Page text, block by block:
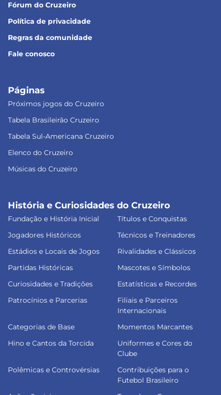
Fórum do Cruzeiro
Política de privacidade
Regras da comunidade
Fale conosco
Páginas
Próximos jogos do Cruzeiro
Tabela Brasileirão Cruzeiro
Tabela Sul-Americana Cruzeiro
Elenco do Cruzeiro
Músicas do Cruzeiro
História e Curiosidades do Cruzeiro
Fundação e História Inicial
Títulos e Conquistas
Jogadores Históricos
Técnicos e Treinadores
Estádios e Locais de Jogos
Rivalidades e Clássicos
Partidas Históricas
Mascotes e Símbolos
Curiosidades e Tradições
Estatísticas e Recordes
Patrocínios e Parcerias
Filiais e Parceiros
Internacionais
Categorias de Base
Momentos Marcantes
Hino e Cantos da Torcida
Uniformes e Cores do
Clube
Polêmicas e Controvérsias
Contribuições para o
Futebol Brasileiro